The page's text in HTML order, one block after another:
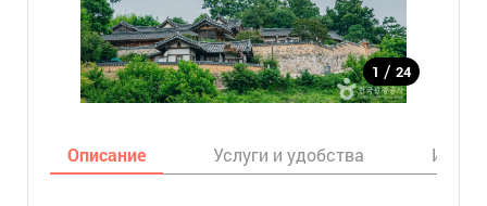
1 / 24
Описание Услуги и удобства